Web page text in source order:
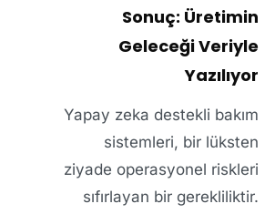
Sonuç: Üretimin
Geleceği Veriyle
Yazılıyor
Yapay zeka destekli bakım
sistemleri, bir lüksten
ziyade operasyonel riskleri
sıfırlayan bir gerekliliktir.